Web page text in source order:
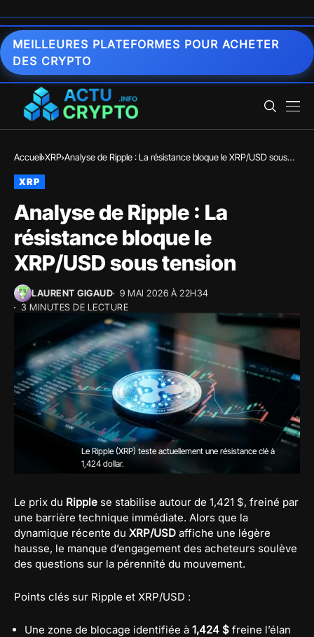
MEILLEURES PLATEFORMES POUR ACHETER
DES CRYPTO
Accueil XRP Analyse de Ripple : La résistance bloque le XRP/USD sous
XRP
Analyse de Ripple : La
résistance bloque le
XRP/USD sous tension
LAURENT GIGAUD
9 MAI 2026 À 22H34
3 MINUTES DE LECTURE
Le Ripple (XRP) teste actuellement une résistance clé à
1,424 dollar.
Le prix du Ripple se stabilise autour de 1,421 $, freiné par
une barrière technique immédiate. Alors que la
dynamique récente du XRP/USD affiche une légère
hausse, le manque d’engagement des acheteurs soulève
des questions sur la pérennité du mouvement.
Points clés sur Ripple et XRP/USD :
Une zone de blocage identifiée à 1,424 $ freine l’élan